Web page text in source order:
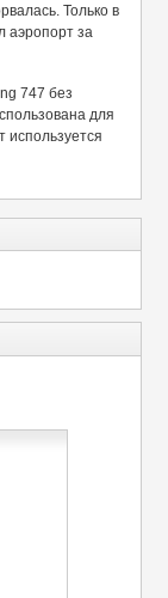
Только в
аэропорт за
747 без
для
используется